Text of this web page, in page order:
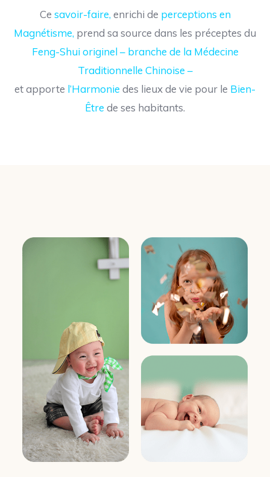
Ce savoir-faire, enrichi de perceptions en
Magnétisme, prend sa source dans les préceptes du
Feng-Shui originel – branche de la Médecine
Traditionnelle Chinoise –
et apporte l’Harmonie des lieux de vie pour le Bien-
Être de ses habitants.